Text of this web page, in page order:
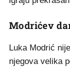
Modrićev
Luka Modrić
njegova velika